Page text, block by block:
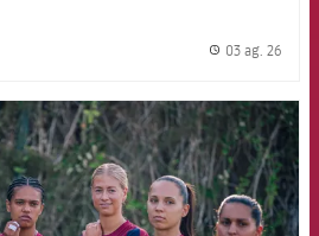
03 ag. 26
FCB Barcelona badge